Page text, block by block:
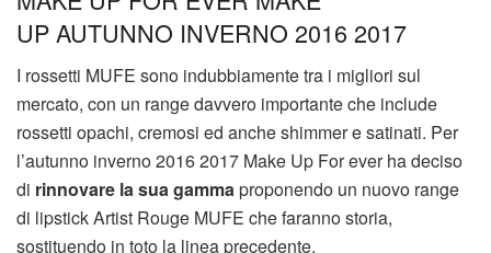
UP AUTUNNO INVERNO 2016 2017
I rossetti MUFE sono indubbiamente tra i migliori sul
mercato, con un range davvero importante che include
rossetti opachi, cremosi ed anche shimmer e satinati. Per
l’autunno inverno 2016 2017 Make Up For ever ha deciso
di rinnovare la sua gammaproponendo un nuovo range
di lipstick Artist Rouge MUFE che faranno storia,
sostituendo in toto la linea precedente.